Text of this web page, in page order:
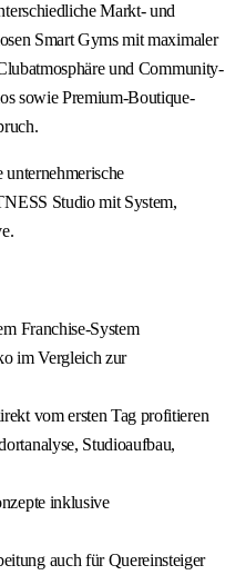
Markt- und
Smart Gyms mit maximaler
und Community-
sowie Premium-Boutique-
unternehmerische
Studio mit System,
Franchise-System
im Vergleich zur
vom ersten Tag profitieren
Studioaufbau,
inklusive
auch für Quereinsteiger